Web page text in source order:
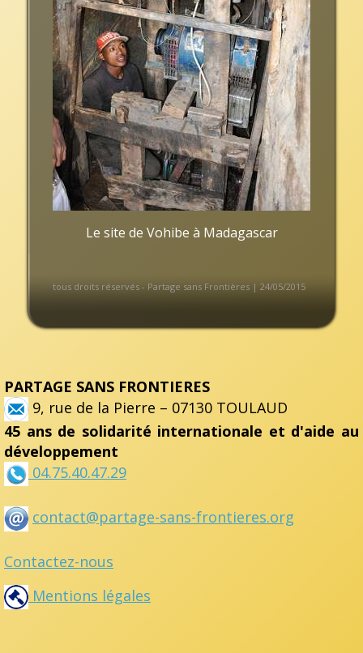
Le site de Vohibe à Madagascar
tous droits réservés - Partage sans Frontières | 24/05/2015
PARTAGE SANS FRONTIERES
9, rue de la Pierre – 07130 TOULAUD
45 ans de solidarité internationale et d'aide au
développement
04.75.40.47.29
contact@partage-sans-frontieres.org
Contactez-nous
Mentions légales